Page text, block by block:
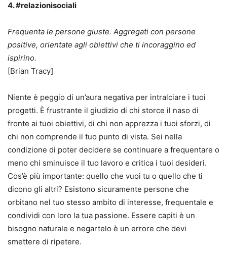
4. #relazionisociali
Frequenta le persone giuste. Aggregati con persone
positive, orientate agli obiettivi che ti incoraggino ed
ispirino.
[Brian Tracy]
Niente è peggio di un’aura negativa per intralciare i tuoi
progetti. È frustrante il giudizio di chi storce il naso di
fronte ai tuoi obiettivi, di chi non apprezza i tuoi sforzi, di
chi non comprende il tuo punto di vista. Sei nella
condizione di poter decidere se continuare a frequentare o
meno chi sminuisce il tuo lavoro e critica i tuoi desideri.
Cos’è più importante: quello che vuoi tu o quello che ti
dicono gli altri? Esistono sicuramente persone che
orbitano nel tuo stesso ambito di interesse, frequentale e
condividi con loro la tua passione. Essere capiti è un
bisogno naturale e negartelo è un errore che devi
smettere di ripetere.